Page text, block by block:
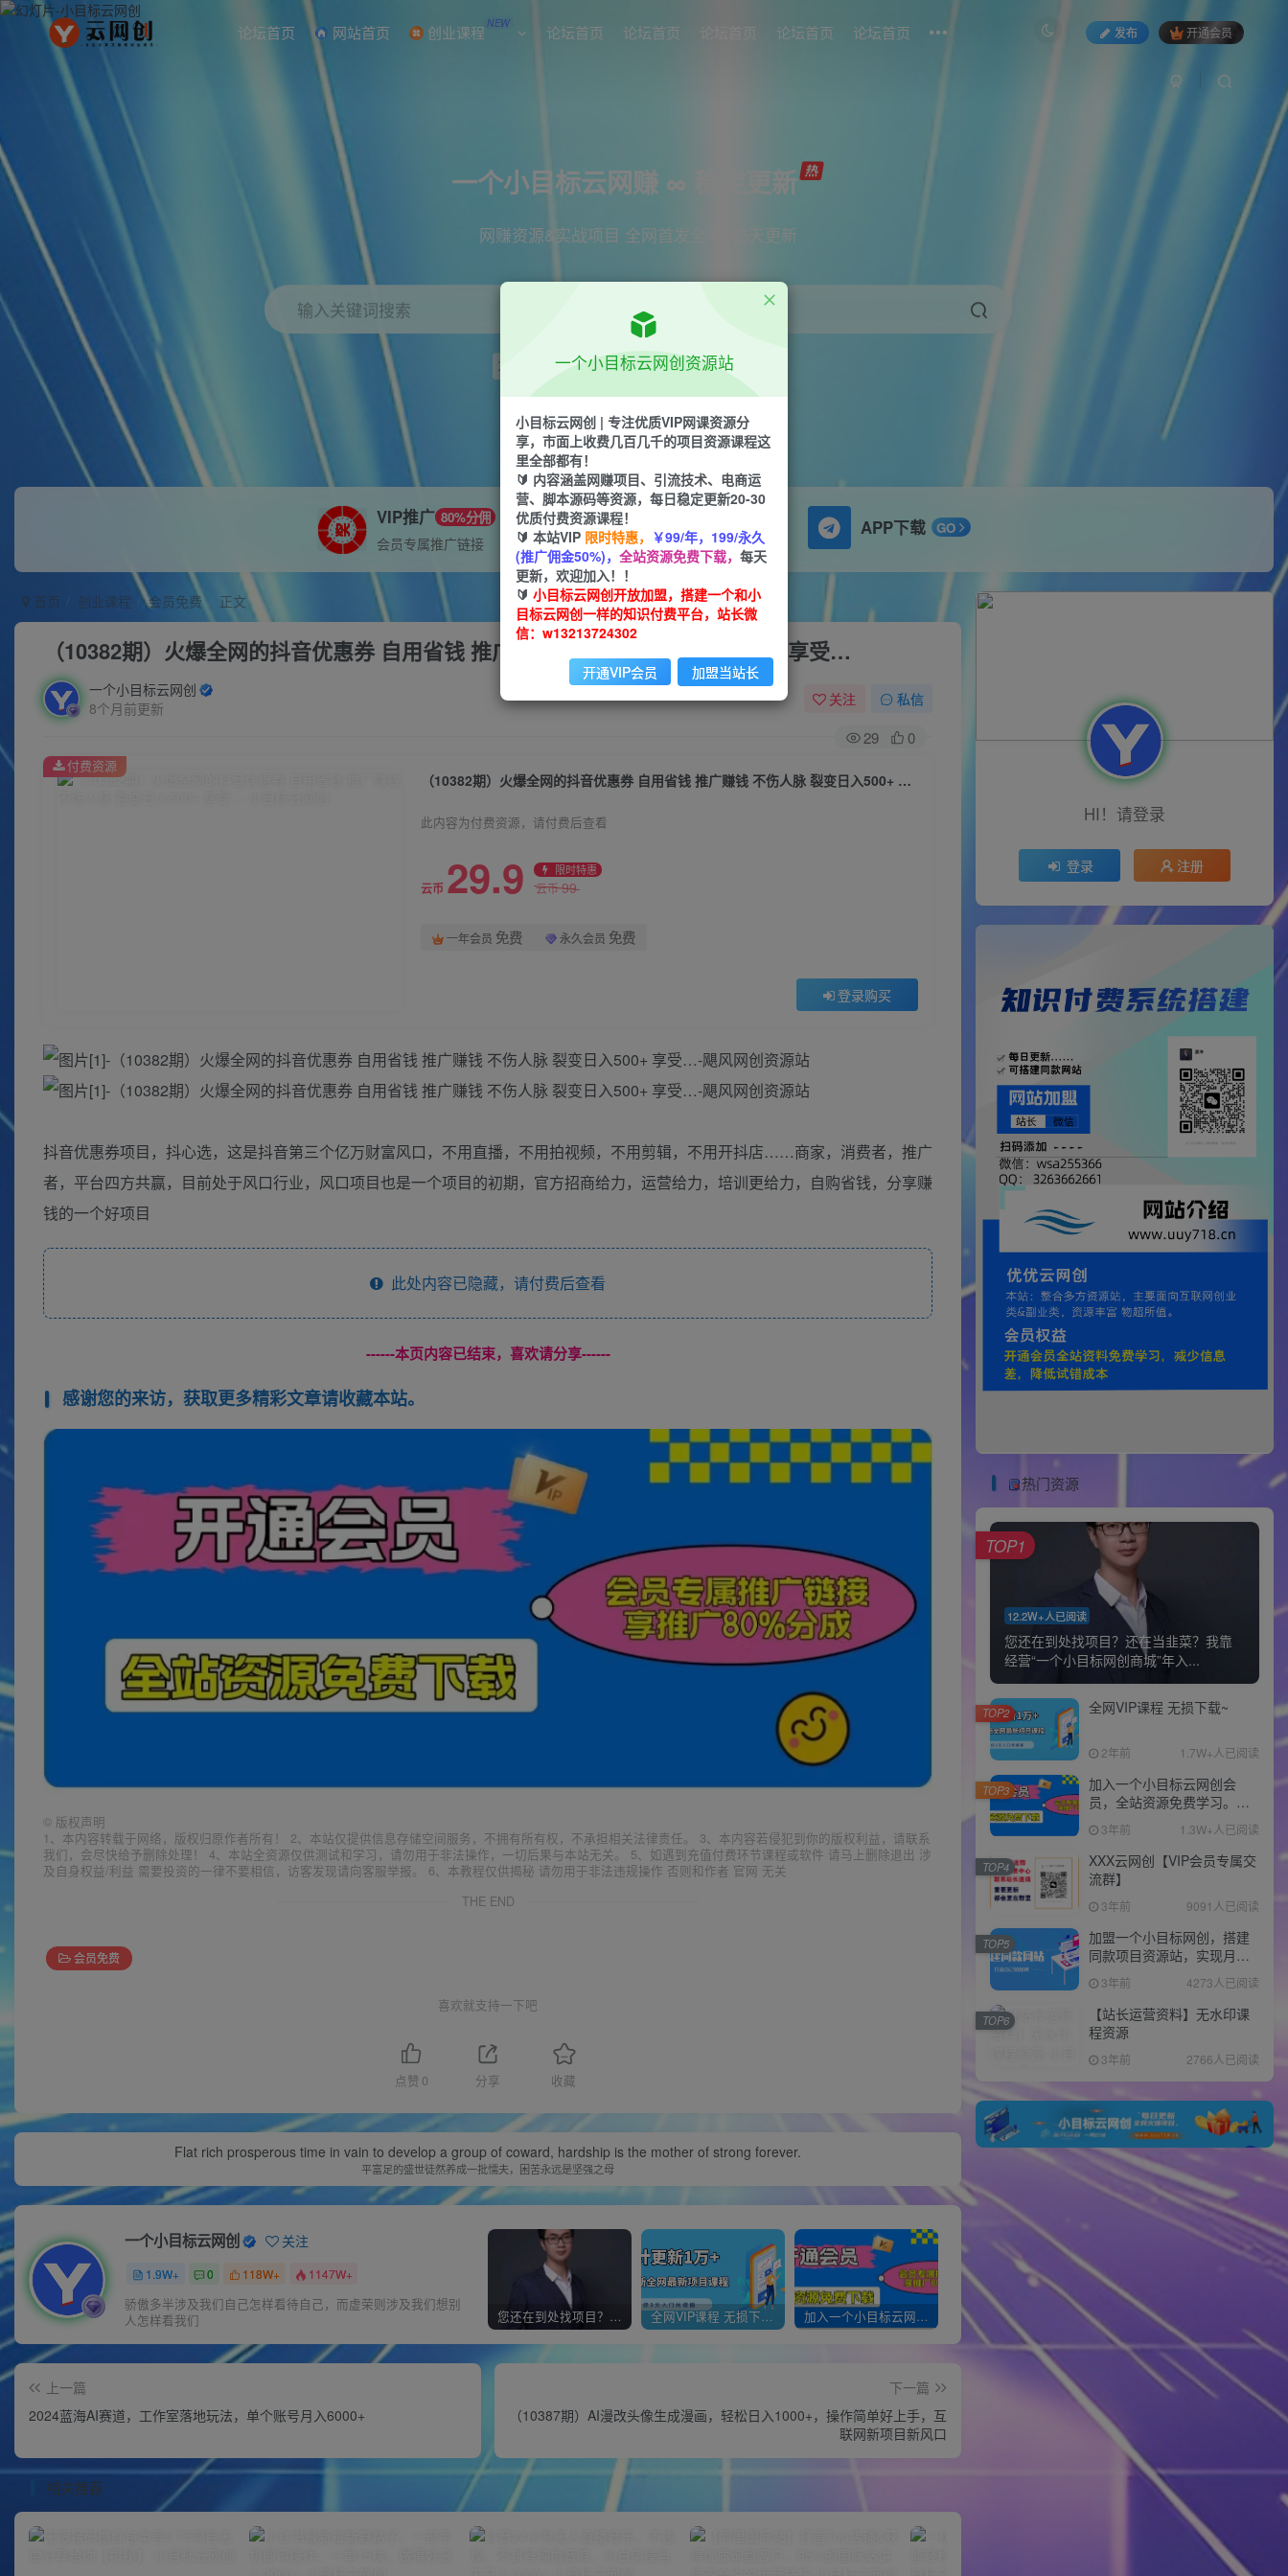
论坛首页 网站首页 创业课程 NEW 论坛首页 论坛首页 论坛首页 论坛首页 论坛首页 发布 开通会员
一个小目标云网赚 ∞ 稳定更新
网赚资源&实战项目 全网首发全年365天更新
输入关键词搜索
项目 引流 短视频 抖音 剪辑 小红书
VIP推广 80%分佣
会员专属推广链接
APP下载 GO
首页 创业课程 会员免费 正文
（10382期）火爆全网的抖音优惠券 自用省钱 推广赚钱 不伤人脉 裂变日入500+ 享受…
一个小目标云网创
8个月前更新
关注 私信
29 0
（10382期）火爆全网的抖音优惠券 自用省钱 推广赚钱 不伤人脉 裂变日入500+ 享受…
此内容为付费资源，请付费后查看
云币 29.9 限时特惠
云币99
一年会员 免费 永久会员 免费
登录购买
付费资源
抖音优惠券项目，抖心选，这是抖音第三个亿万财富风口，不用直播，不用拍视频，不用剪辑，不用开抖店……商家，消费者，推广
者，平台四方共赢，目前处于风口行业，风口项目也是一个项目的初期，官方招商给力，运营给力，培训更给力，自购省钱，分享赚
钱的一个好项目
此处内容已隐藏，请付费后查看
------本页内容已结束，喜欢请分享------
感谢您的来访，获取更多精彩文章请收藏本站。
© 版权声明
1、本内容转载于网络，版权归原作者所有！ 2、本站仅提供信息存储空间服务，不拥有所有权，不承担相关法律责任。 3、本内容若侵犯到你的版权利益，请联系
我们，会尽快给予删除处理！ 4、本站全资源仅供测试和学习，请勿用于非法操作，一切后果与本站无关。 5、如遇到充值付费环节课程或软件 请马上删除退出 涉
及自身权益/利益 需要投资的一律不要相信，访客发现请向客服举报。 6、本教程仅供揭秘 请勿用于非法违规操作 否则和作者 官网 无关
THE END
会员免费
喜欢就支持一下吧
点赞 0 分享 收藏
Flat rich prosperous time in vain to develop a group of coward, hardship is the mother of strong forever.
平富足的盛世徒然养成一批懦夫，困苦永远是坚强之母
一个小目标云网创 关注
1.9W+ 0 118W+ 1147W+
骄傲多半涉及我们自己怎样看待自己，而虚荣则涉及我们想别
人怎样看我们
您还在到处找项目？还在当韭菜？我靠经营“一个小目标网创商城”年入百W+，曾经我也负债累累! 全网VIP课程 无损下载~ 加入一个小目标云网创会员，全站资源免费学习。更可享受推广高达80%分佣！
上一篇
2024蓝海AI赛道，工作室落地玩法，单个账号月入6000+
下一篇
（10387期）AI漫改头像生成漫画，轻松日入1000+，操作简单好上手，互
联网新项目新风口
相关推荐
HI！请登录
登录 注册
热门资源
12.2W+人已阅读
您还在到处找项目？还在当韭菜？我靠
经营“一个小目标网创商城”年入...
TOP1
全网VIP课程 无损下载~
2年前 1.7W+人已阅读
TOP2
加入一个小目标云网创会
员，全站资源免费学习。更
可享受推广高达80%分佣！
3年前 1.3W+人已阅读
TOP3
XXX云网创【VIP会员专属交
流群】
3年前 9091人已阅读
TOP4
加盟一个小目标网创，搭建
同款项目资源站，实现月入
10w+！！
3年前 4273人已阅读
TOP5
【站长运营资料】无水印课
程资源
3年前 2766人已阅读
TOP6
一个小目标云网创资源站
小目标云网创 | 专注优质VIP网课资源分
享，市面上收费几百几千的项目资源课程这
里全部都有！
🔰 内容涵盖网赚项目、引流技术、电商运
营、脚本源码等资源，每日稳定更新20-30
优质付费资源课程！
🔰 本站VIP 限时特惠， ￥99/年，199/永久
(推广佣金50%)， 全站资源免费下载， 每天
更新，欢迎加入！！
🔰 小目标云网创开放加盟，搭建一个和小
目标云网创一样的知识付费平台，站长微
信：w13213724302
开通VIP会员 加盟当站长